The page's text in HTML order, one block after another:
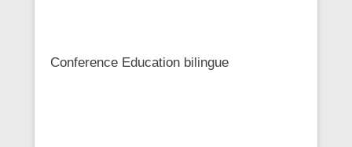
Conference Education bilingue